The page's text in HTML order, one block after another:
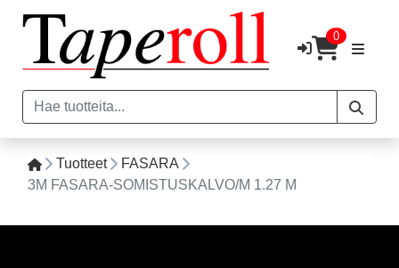
0
Tuotteet
FASARA
3M FASARA-SOMISTUSKALVO/M 1.27 M